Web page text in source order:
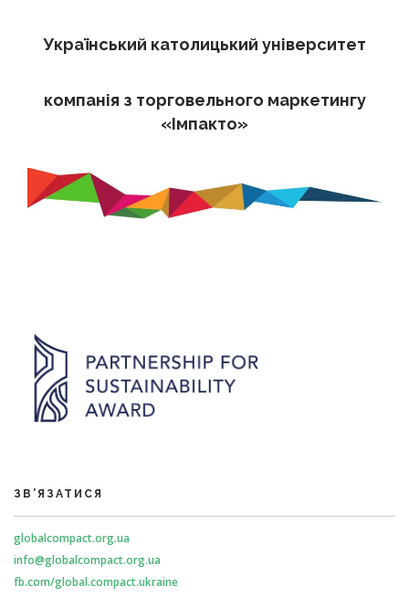
Український католицький університет
компанія з торговельного маркетингу
«Імпакто»
ЗВ’ЯЗАТИСЯ
globalcompact.org.ua
info@globalcompact.org.ua
fb.com/global.compact.ukraine